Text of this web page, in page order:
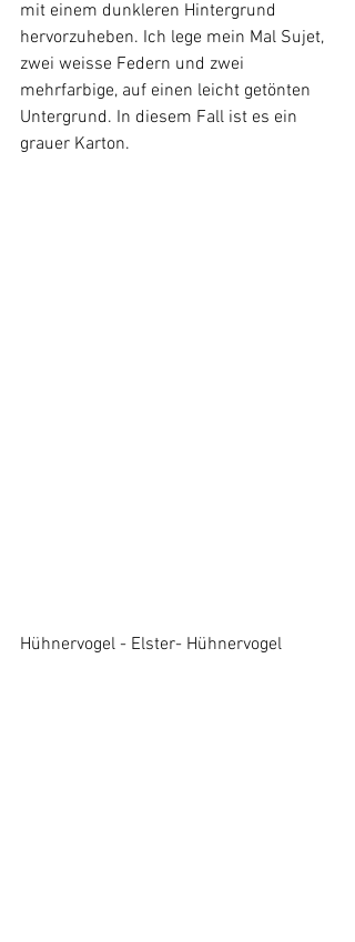
mit einem dunkleren Hintergrund
hervorzuheben. Ich lege mein Mal Sujet,
zwei weisse Federn und zwei
mehrfarbige, auf einen leicht getönten
Untergrund. In diesem Fall ist es ein
grauer Karton.
Hühnervogel - Elster- Hühnervogel